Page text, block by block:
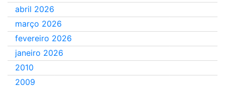
abril 2026
março 2026
fevereiro 2026
janeiro 2026
2010
2009